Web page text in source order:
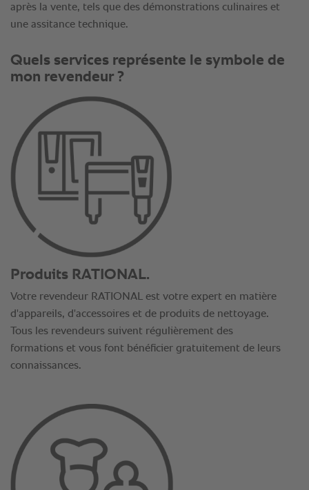
après la vente, tels que des démonstrations culinaires et
une assitance technique.
Produits RATIONAL.
Votre revendeur RATIONAL est votre expert en matière
d'appareils, d'accessoires et de produits de nettoyage.
Tous les revendeurs suivent régulièrement des
formations et vous font bénéficier gratuitement de leurs
connaissances.